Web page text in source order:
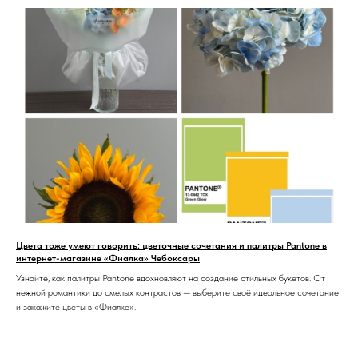
Цвета тоже умеют говорить: цветочные сочетания и палитры Pantone в
интернет-магазине «Фиалка» Чебоксары
Узнайте, как палитры Pantone вдохновляют на создание стильных букетов. От
нежной романтики до смелых контрастов — выберите своё идеальное сочетание
и закажите цветы в «Фиалке».